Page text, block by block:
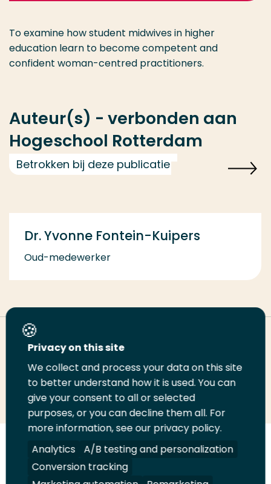
To examine how student midwives in higher
education learn to become competent and
confident woman-centred practitioners.
Auteur(s) - verbonden aan
Hogeschool Rotterdam
Betrokken bij deze publicatie
Dr. Yvonne Fontein-Kuipers
Oud-medewerker
Deel deze pagina
Deel
LinkedIn
Deel
op
Twitter
Deel
op
Facebook
Email
deze
pagina
Print
deze
pagina
Volg
ons
op
Volg
ons
op
Volg
ons
op
Volg
ons
op
Juridisch Security A-Z Index Contact
Privacy on this site
We collect and process your data on this site
to better understand how it is used. You can
give your consent to all or selected
purposes, or you can decline them all. For
more information, see our privacy policy.
Analytics
A/B testing and personalization
Conversion tracking